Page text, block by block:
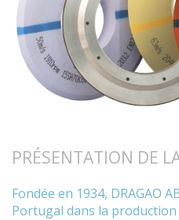
PRÉSENTATION DE
Fondée en 1934, DRAGAO
Portugal dans la